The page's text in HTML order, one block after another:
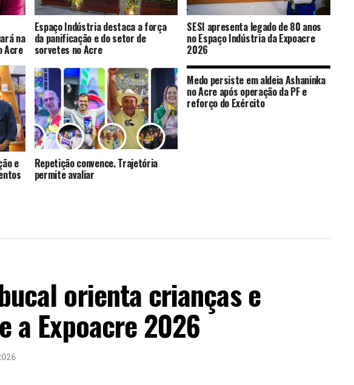
na
Acre
Espaço Indústria destaca a força
da panificação e do setor de
sorvetes no Acre
SESI apresenta legado de 80 anos
no Espaço Indústria da Expoacre
2026
e Repetição convence. Trajetória
permite avaliar
Medo persiste em aldeia Ashaninka
no Acre após operação da PF e
reforço do Exército
orienta crianças e
a Expoacre 2026